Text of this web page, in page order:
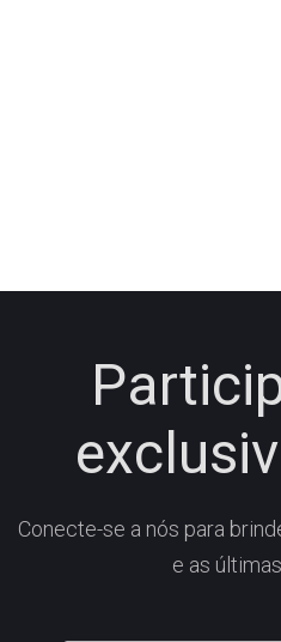
Conecte-se a nós para
e as